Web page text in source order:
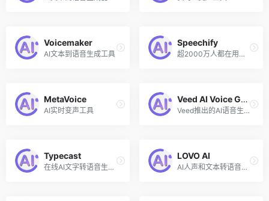
Voicemaker
AI文本到语音生成工具
Speechify
超2000万人都在用的文字转语音朗读器
MetaVoice
AI实时变声工具
Veed AI Voice Generator
Veed推出的AI语音生成器
Typecast
在线AI文字转语音生成工具
LOVO AI
AI人声和文本转语音生成工具